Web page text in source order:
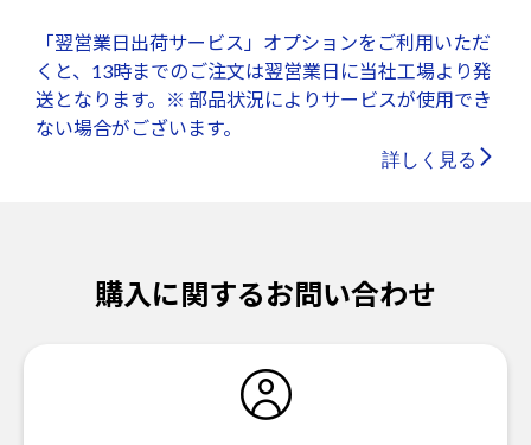
「翌営業日出荷サービス」オプションをご利用いただ
くと、13時までのご注文は翌営業日に当社工場より発
送となります。※ 部品状況によりサービスが使用でき
ない場合がございます。
詳しく見る
購入に関するお問い合わせ